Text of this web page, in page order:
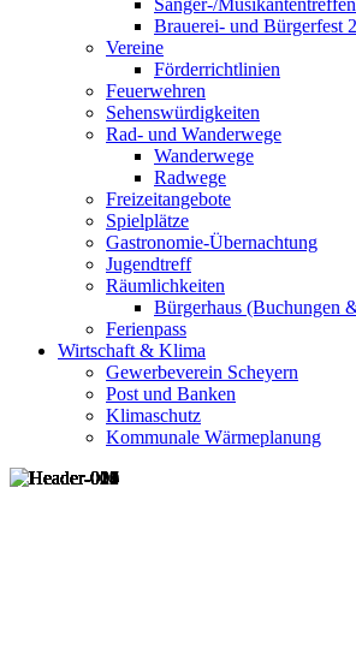
Sänger-/
Brauerei- und Bürgerfest
Vereine
Förderrichtlinien
Feuerwehren
Sehenswürdigkeiten
Rad- und Wanderwege
Wanderwege
Radwege
Freizeitangebote
Spielplätze
Gastronomie-Übernachtung
Jugendtreff
Räumlichkeiten
Bürgerhaus (Buchungen
Ferienpass
Wirtschaft & Klima
Gewerbeverein Scheyern
Post und Banken
Klimaschutz
Kommunale Wärmeplanung